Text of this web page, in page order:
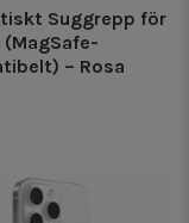
Suggrepp för
(MagSafe-
– Rosa